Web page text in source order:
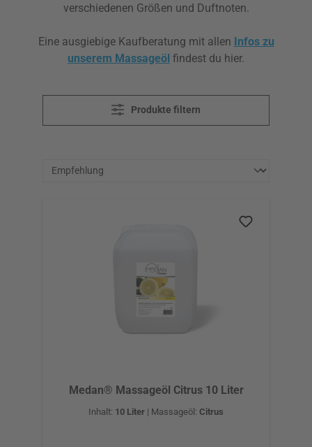
verschiedenen Größen und Duftnoten.
Eine ausgiebige Kaufberatung mit allen Infos zu
unserem Massageöl findest du hier.
Produkte filtern
Medan® Massageöl Citrus 10 Liter
Inhalt: 10 Liter | Massageöl: Citrus